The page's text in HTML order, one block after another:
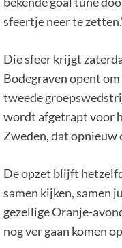
sfeertje neer te
Die sfeer krijgt
Bodegraven opent
tweede
wordt afgetrapt voor
Zweden, dat opnieuw
De opzet blijft
samen kijken, samen
gezellige Oranje-
nog ver gaan komen